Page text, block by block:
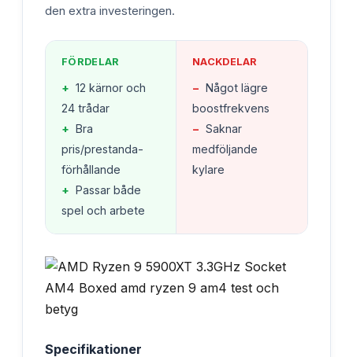
den extra investeringen.
FÖRDELAR
+ 12 kärnor och
24 trådar
+ Bra
pris/prestanda-
förhållande
+ Passar både
spel och arbete
NACKDELAR
− Något lägre
boostfrekvens
− Saknar
medföljande
kylare
Specifikationer